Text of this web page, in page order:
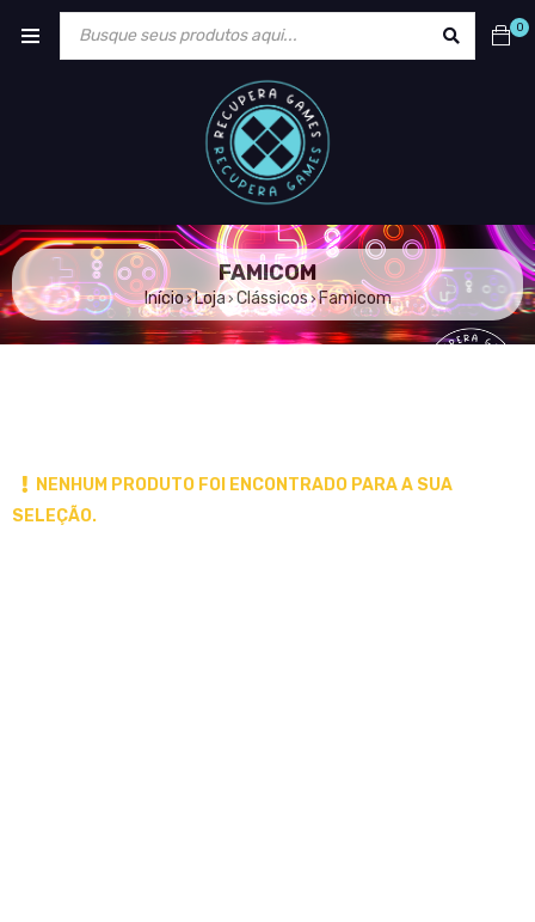
0
FAMICOM
Início›Loja› Clássicos›Famicom
NENHUM PRODUTO FOI ENCONTRADO PARA A SUA
SELEÇÃO.